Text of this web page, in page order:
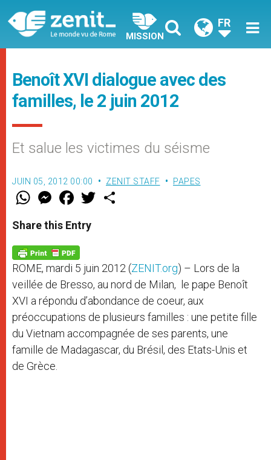
MISSION
FR
Benoît XVI dialogue avec des
familles, le 2 juin 2012
Et salue les victimes du séisme
JUIN 05, 2012 00:00 ZENIT STAFF PAPES
W
t
s
p
p
M
e
s
e
g
e
r
F
a
e
b
o
k
w
Share this Entry
ROME, mardi 5 juin 2012 (ZENIT.org) – Lors de la
veillée de Bresso, au nord de Milan, le pape Benoît
XVI a répondu d’abondance de coeur, aux
préoccupations de plusieurs familles : une petite fille
du Vietnam accompagnée de ses parents, une
famille de Madagascar, du Brésil, des Etats-Unis et
de Grèce.